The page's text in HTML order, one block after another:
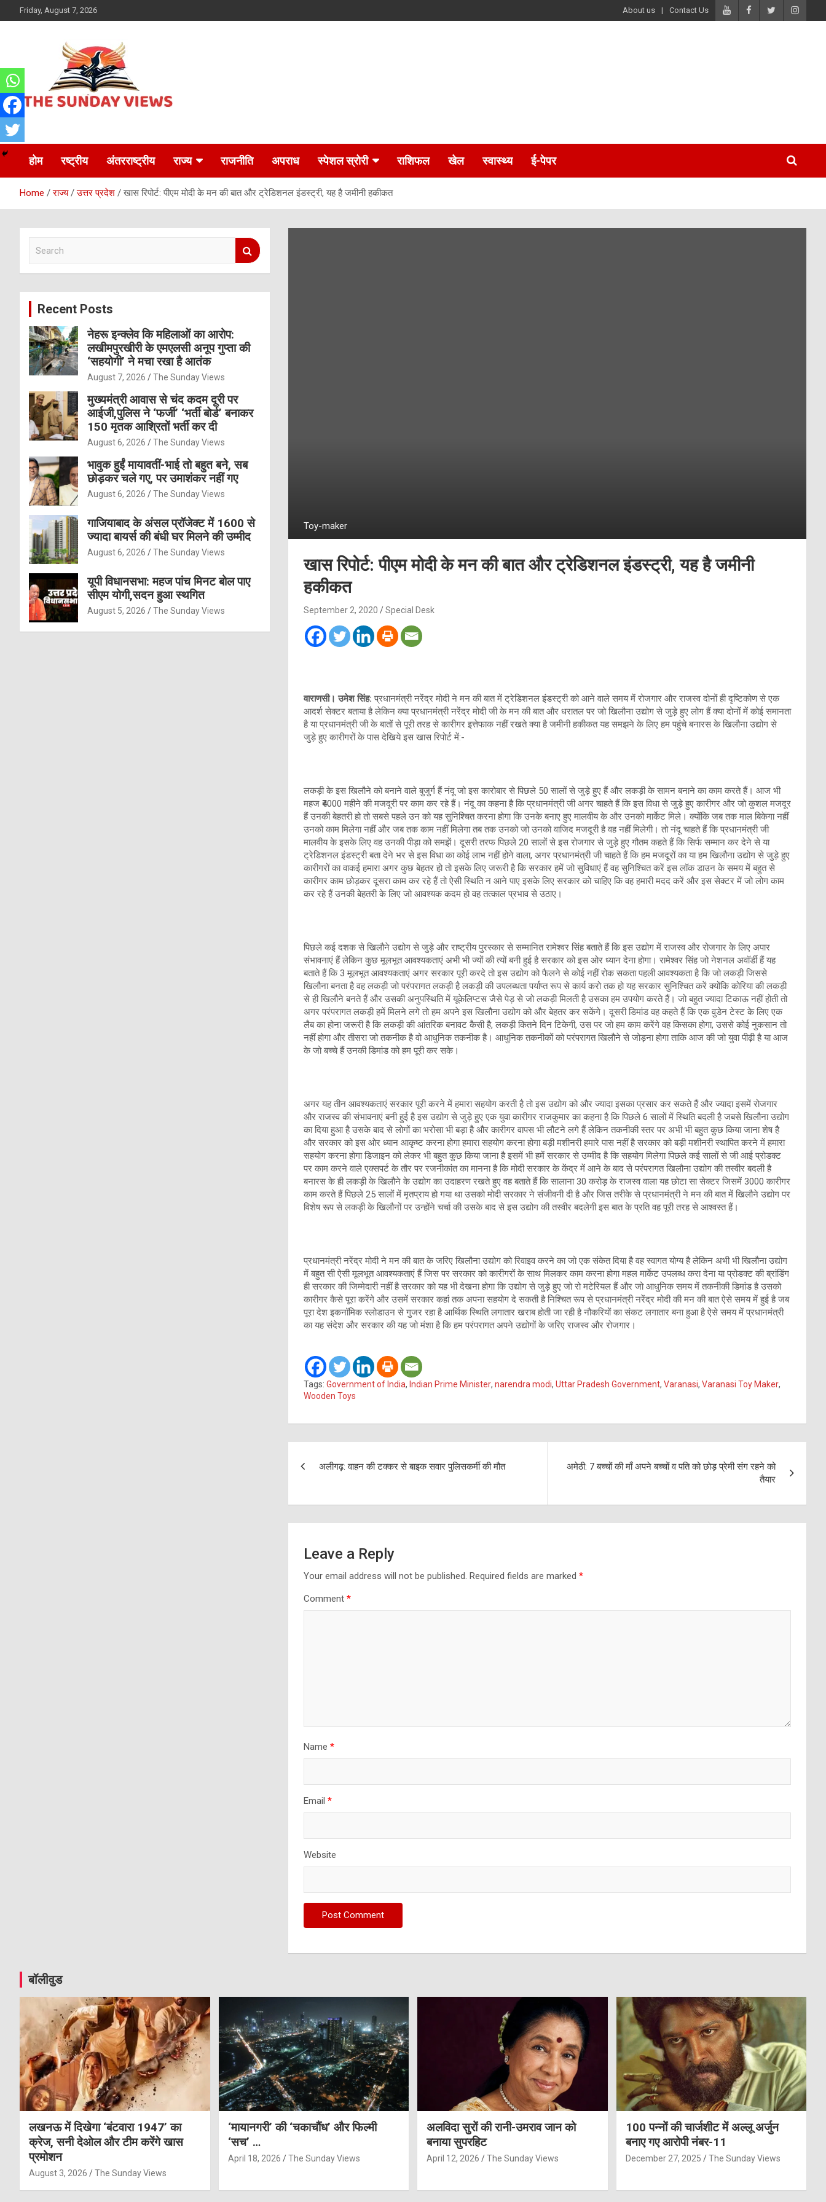
to
Friday, August 7, 2026 About us Contact Us
The Sunday views
होम रष्ट्रीय अंतरराष्ट्रीय राज्य राजनीति अपराध स्पेशल स्रोरी राशिफल खेल स्वास्थ्य ई-पेपर
Home राज्य उत्तर प्रदेश खास रिपोर्ट: पीएम मोदी के मन की बात और ट्रेडिशनल इंडस्ट्री, यह है जमीनी हकीकत
Toy-maker
खास रिपोर्ट: पीएम मोदी के मन की बात और ट्रेडिशनल इंडस्ट्री, यह है जमीनी
हकीकत
September 2, 2020 Special Desk
वाराणसी। उमेश सिंह: प्रधानमंत्री नरेंद्र मोदी ने मन की बात में ट्रेडिशनल इंडस्ट्री को आने वाले समय में रोजगार और राजस्व दोनों ही दृष्टिकोण से एक
आदर्श सेक्टर बताया है लेकिन क्या प्रधानमंत्री नरेंद्र मोदी जी के मन की बात और धरातल पर जो खिलौना उद्योग से जुड़े हुए लोग हैं क्या दोनों में कोई समानता
है या प्रधानमंत्री जी के बातों से पूरी तरह से कारीगर इत्तेफाक नहीं रखते क्या है जमीनी हकीकत यह समझने के लिए हम पहुंचे बनारस के खिलौना उद्योग से
जुड़े हुए कारीगरों के पास देखिये इस खास रिपोर्ट में:-
लकड़ी के इस खिलौने को बनाने वाले बुजुर्ग हैं नंदू जो इस कारोबार से पिछले 50 सालों से जुड़े हुए हैं और लकड़ी के सामन बनाने का काम करते हैं। आज भी
महज ₹4000 महीने की मजदूरी पर काम कर रहे हैं। नंदू का कहना है कि प्रधानमंत्री जी अगर चाहते हैं कि इस विधा से जुड़े हुए कारीगर और जो कुशल मजदूर
हैं उनकी बेहतरी हो तो सबसे पहले उन को यह सुनिश्चित करना होगा कि उनके बनाए हुए मालवीय के और उनको मार्केट मिले। क्योंकि जब तक माल बिकेगा नहीं
उनको काम मिलेगा नहीं और जब तक काम नहीं मिलेगा तब तक उनको जो उनको वाजिद मजदूरी है वह नहीं मिलेगी। तो नंदू चाहते हैं कि प्रधानमंत्री जी
मालवीय के इसके लिए वह उनकी पीड़ा को समझें। दूसरी तरफ पिछले 20 सालों से इस रोजगार से जुड़े हुए गौतम कहते हैं कि सिर्फ सम्मान कर देने से या
ट्रेडिशनल इंडस्ट्री बता देने भर से इस विधा का कोई लाभ नहीं होने वाला, अगर प्रधानमंत्री जी चाहते हैं कि हम मजदूरों का या हम खिलौना उद्योग से जुड़े हुए
कारीगरों का वाकई हमारा अगर कुछ बेहतर हो तो इसके लिए जरूरी है कि सरकार हमें जो सुविधाएं हैं वह सुनिश्चित करें इस लॉक डाउन के समय में बहुत से
कारीगर काम छोड़कर दूसरा काम कर रहे हैं तो ऐसी स्थिति न आने पाए इसके लिए सरकार को चाहिए कि वह हमारी मदद करें और इस सेक्टर में जो लोग काम
कर रहे हैं उनकी बेहतरी के लिए जो आवश्यक कदम हो वह तत्काल प्रभाव से उठाए।
पिछले कई दशक से खिलौने उद्योग से जुड़े और राष्ट्रीय पुरस्कार से सम्मानित रामेश्वर सिंह बताते हैं कि इस उद्योग में राजस्व और रोजगार के लिए अपार
संभावनाएं हैं लेकिन कुछ मूलभूत आवश्यकताएं अभी भी ज्यों की त्यों बनी हुई है सरकार को इस ओर ध्यान देना होगा। रामेश्वर सिंह जो नेशनल अवॉर्डी हैं यह
बताते हैं कि 3 मूलभूत आवश्यकताएं अगर सरकार पूरी करदे तो इस उद्योग को फैलने से कोई नहीं रोक सकता पहली आवश्यकता है कि जो लकड़ी जिससे
खिलौना बनता है वह लकड़ी जो परंपरागत लकड़ी है लकड़ी की उपलब्धता पर्याप्त रूप से कार्य करो तक हो यह सरकार सुनिश्चित करें क्योंकि कोरिया की लकड़ी
से ही खिलौने बनते हैं और उसकी अनुपस्थिति में यूकेलिप्टस जैसे पेड़ से जो लकड़ी मिलती है उसका हम उपयोग करते हैं। जो बहुत ज्यादा टिकाऊ नहीं होती तो
अगर परंपरागत लकड़ी हमें मिलने लगे तो हम अपने इस खिलौना उद्योग को और बेहतर कर सकेंगे। दूसरी डिमांड वह कहते हैं कि एक वुडेन टेस्ट के लिए एक
लैब का होना जरूरी है कि लकड़ी की आंतरिक बनावट कैसी है, लकड़ी कितने दिन टिकेगी, उस पर जो हम काम करेंगे वह किसका होगा, उससे कोई नुकसान तो
नहीं होगा और तीसरा जो तकनीक है वो आधुनिक तकनीक है। आधुनिक तकनीकों को परंपरागत खिलौने से जोड़ना होगा ताकि आज की जो युवा पीढ़ी है या आज
के जो बच्चे हैं उनकी डिमांड को हम पूरी कर सके।
अगर यह तीन आवश्यकताएं सरकार पूरी करने में हमारा सहयोग करती है तो इस उद्योग को और ज्यादा इसका प्रसार कर सकते हैं और ज्यादा इसमें रोजगार
और राजस्व की संभावनाएं बनी हुई है इस उद्योग से जुड़े हुए एक युवा कारीगर राजकुमार का कहना है कि पिछले 6 सालों में स्थिति बदली है जबसे खिलौना उद्योग
का दिया हुआ है उसके बाद से लोगों का भरोसा भी बड़ा है और कारीगर वापस भी लौटने लगे हैं लेकिन तकनीकी स्तर पर अभी भी बहुत कुछ किया जाना शेष है
और सरकार को इस ओर ध्यान आकृष्ट करना होगा हमारा सहयोग करना होगा बड़ी मशीनरी हमारे पास नहीं है सरकार को बड़ी मशीनरी स्थापित करने में हमारा
सहयोग करना होगा डिजाइन को लेकर भी बहुत कुछ किया जाना है इसमें भी हमें सरकार से उम्मीद है कि सहयोग मिलेगा पिछले कई सालों से जी आई प्रोडक्ट
पर काम करने वाले एक्सपर्ट के तौर पर रजनीकांत का मानना है कि मोदी सरकार के केंद्र में आने के बाद से परंपरागत खिलौना उद्योग की तस्वीर बदली है
बनारस के ही लकड़ी के खिलौने के उद्योग का उदाहरण रखते हुए वह बताते हैं कि सालाना 30 करोड़ के राजस्व वाला यह छोटा सा सेक्टर जिसमें 3000 कारीगर
काम करते हैं पिछले 25 सालों में मृतप्राय हो गया था उसको मोदी सरकार ने संजीवनी दी है और जिस तरीके से प्रधानमंत्री ने मन की बात में खिलौने उद्योग पर
विशेष रूप से लकड़ी के खिलौनों पर उन्होंने चर्चा की उसके बाद से इस उद्योग की तस्वीर बदलेगी इस बात के प्रति वह पूरी तरह से आश्वस्त हैं।
प्रधानमंत्री नरेंद्र मोदी ने मन की बात के जरिए खिलौना उद्योग को रिवाइव करने का जो एक संकेत दिया है वह स्वागत योग्य है लेकिन अभी भी खिलौना उद्योग
में बहुत सी ऐसी मूलभूत आवश्यकताएं हैं जिस पर सरकार को कारीगरों के साथ मिलकर काम करना होगा महल मार्केट उपलब्ध करा देना या प्रोडक्ट की ब्रांडिंग
ही सरकार की जिम्मेदारी नहीं है सरकार को यह भी देखना होगा कि उद्योग से जुड़े हुए जो रो मटेरियल हैं और जो आधुनिक समय में तकनीकी डिमांड है उसको
कारीगर कैसे पूरा करेंगे और उसमें सरकार कहां तक अपना सहयोग दे सकती है निश्चित रूप से प्रधानमंत्री नरेंद्र मोदी की मन की बात ऐसे समय में हुई है जब
पूरा देश इकनॉमिक स्लोडाउन से गुजर रहा है आर्थिक स्थिति लगातार खराब होती जा रही है नौकरियों का संकट लगातार बना हुआ है ऐसे समय में प्रधानमंत्री
का यह संदेश और सरकार की यह जो मंशा है कि हम परंपरागत अपने उद्योगों के जरिए राजस्व और रोजगार।
Tags: Government of India, Indian Prime Minister, narendra modi, Uttar Pradesh Government, Varanasi, Varanasi Toy Maker,
Wooden Toys
navigation
अलीगढ़: वाहन की टक्कर से बाइक सवार पुलिसकर्मी की मौत
अमेठी: 7 बच्चों की माँ अपने बच्चों व पति को छोड़ प्रेमी संग रहने को
तैयार
Leave a Reply
Your email address will not be published. Required fields are marked *
Comment *
Name *
Email *
Website
c
Recent Posts
नेहरू इन्क्लेव कि महिलाओं का आरोप:
लखीमपुरखीरी के एमएलसी अनूप गुप्ता की
‘सहयोगी’ ने मचा रखा है आतंक
August 7, 2026 The Sunday Views
मुख्यमंत्री आवास से चंद कदम दूरी पर
आईजी,पुलिस ने ‘फर्जी’ ‘भर्ती बोर्ड’ बनाकर
150 मृतक आश्रितों भर्ती कर दी
August 6, 2026 The Sunday Views
भावुक हुईं मायावतीं-भाई तो बहुत बने, सब
छोड़कर चले गए, पर उमाशंकर नहीं गए
August 6, 2026 The Sunday Views
गाजियाबाद के अंसल प्रॉजेक्ट में 1600 से
ज्यादा बायर्स की बंधी घर मिलने की उम्मीद
August 6, 2026 The Sunday Views
यूपी विधानसभा: महज पांच मिनट बोल पाए
सीएम योगी,सदन हुआ स्थगित
August 5, 2026 The Sunday Views
बॉलीवुड
लखनऊ में दिखेगा ‘बंटवारा 1947’ का
क्रेज, सनी देओल और टीम करेंगे खास
प्रमोशन
August 3, 2026 The Sunday Views
‘मायानगरी’ की ‘चकाचौंध’ और फिल्मी
‘सच’ …
April 18, 2026 The Sunday Views
अलविदा सुरों की रानी-उमराव जान को
बनाया सुपरहिट
April 12, 2026 The Sunday Views
100 पन्नों की चार्जशीट में अल्लू अर्जुन
बनाए गए आरोपी नंबर-11
December 27, 2025 The Sunday Views